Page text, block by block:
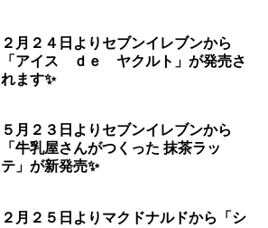
２月２４日よりセブンイレブンから
「アイス ｄｅ ヤクルト」が発売さ
れます✨
５月２３日よりセブンイレブンから
「牛乳屋さんがつくった 抹茶ラッ
テ」が新発売✨
２月２５日よりマクドナルドから「シ